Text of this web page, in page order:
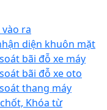
ra
diện khuôn mặt
bãi đỗ xe máy
bãi đỗ xe oto
thang máy
Khóa từ